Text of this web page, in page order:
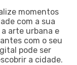
momentos
com a sua
arte urbana e
com o seu
pode ser
a cidade.